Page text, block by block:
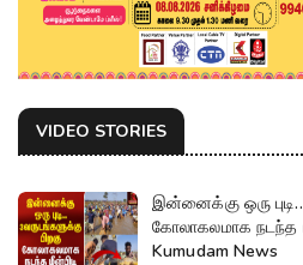
VIDEO STORIES
இன்னைக்கு ஒரு
கோலாகலமாக நடந்த
Kumudam News